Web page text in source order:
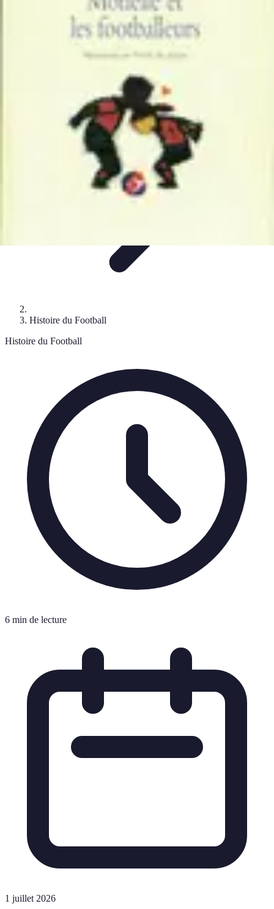
Talents Émergents
talents émergentsHistoire du football
Tendances
Histoire du Football
Histoire du Football
6 min de lecture
1 juillet 2026